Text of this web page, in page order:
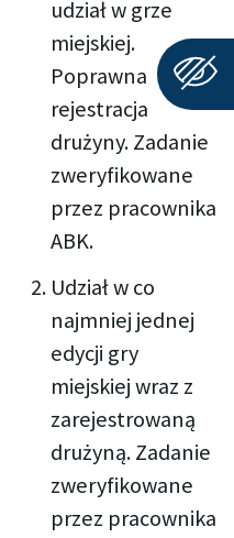
udział w grze
miejskiej.
Poprawna
rejestracja
drużyny. Zadanie
zweryfikowane
przez pracownika
ABK.
Udział w co
najmniej jednej
edycji gry
miejskiej wraz z
zarejestrowaną
drużyną. Zadanie
zweryfikowane
przez pracownika